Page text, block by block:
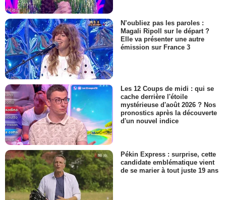
N’oubliez pas les paroles :
Magali Ripoll sur le départ ?
Elle va présenter une autre
émission sur France 3
Les 12 Coups de midi : qui se
cache derrière l'étoile
mystérieuse d'août 2026 ? Nos
pronostics après la découverte
d'un nouvel indice
Pékin Express : surprise, cette
candidate emblématique vient
de se marier à tout juste 19 ans